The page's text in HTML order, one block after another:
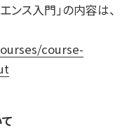
ンス入門」の内容は、
course-